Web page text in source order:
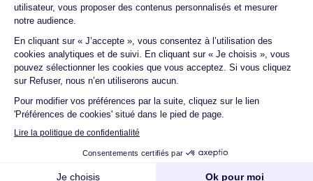
Aucun versement, de quelque nature que ce soit, ne
peut être exigé d'un particulier avant l'obtention
d'un ou plusieurs prêts d'argent.
© 2026 Guide du crédit •Plan du site• Mentions
Accessibilité Contact